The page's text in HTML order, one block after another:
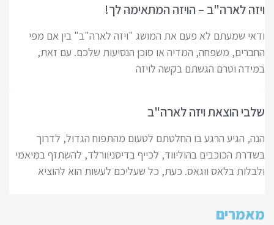
ויזה לארה"ב – הויזה המתאימה לך!
ודאי שמעתם לא פעם את המושג "ויזה לארה"ב" בין אם מפי
החברים, משפחה, המדיה או סוכן הנסיעות שלכם. עם זאת,
במידה וטרם הגשתם בקשה לויזה
שלבי הוצאת ויזה לארה"ב
הנה, הגיע הרגע בו החלטתם לטעום מהתפוח הגדול, לדרוך
בשדרת הכוכבים בהוליווד, לכייף בדיסניוורלד, להשתזף במיאמי
ולבלות בלאס ווגאס. כעת, כל שעליכם לעשות הוא להוציא
מאמרים